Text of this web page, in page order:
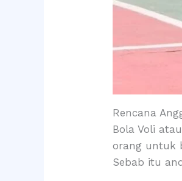
Rencana
Bola Voli
orang untuk
Sebab itu